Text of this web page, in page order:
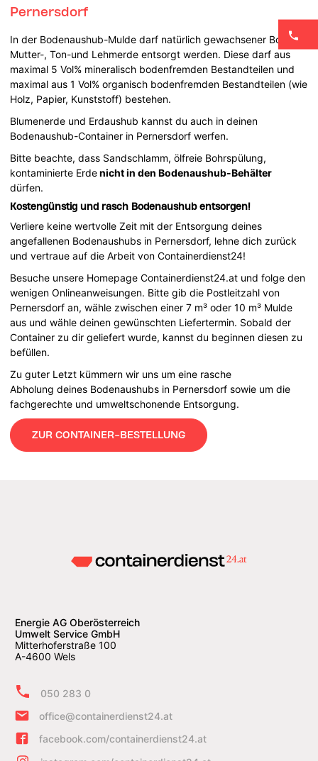
Pernersdorf
In der Bodenaushub-Mulde darf natürlich gewachsener Boden-
Mutter-, Ton-und Lehmerde entsorgt werden. Diese darf aus
maximal 5 Vol% mineralisch bodenfremden Bestandteilen und
maximal aus 1 Vol% organisch bodenfremden Bestandteilen (wie
Holz, Papier, Kunststoff) bestehen.
Blumenerde und Erdaushub kannst du auch in deinen
Bodenaushub-Container in Pernersdorf werfen.
Bitte beachte, dass Sandschlamm, ölfreie Bohrspülung,
kontaminierte Erdenicht in den Bodenaushub-Behälter
dürfen.
Kostengünstig und rasch Bodenaushub entsorgen!
Verliere keine wertvolle Zeit mit der Entsorgung deines
angefallenen Bodenaushubs in Pernersdorf, lehne dich zurück
und vertraue auf die Arbeit von Containerdienst24!
Besuche unsere Homepage Containerdienst24.at und folge den
wenigen Onlineanweisungen. Bitte gib die Postleitzahl von
Pernersdorf an, wähle zwischen einer 7 m³ oder 10 m³ Mulde
aus und wähle deinen gewünschten Liefertermin. Sobald der
Container zu dir geliefert wurde, kannst du beginnen diesen zu
befüllen.
Zu guter Letzt kümmern wir uns um eine rasche
Abholung deines Bodenaushubs in Pernersdorf sowie um die
fachgerechte und umweltschonende Entsorgung.
ZUR CONTAINER-BESTELLUNG
Energie AG Oberösterreich
Umwelt Service GmbH
Mitterhoferstraße 100
A-4600 Wels
050 283 0
office@containerdienst24.at
facebook.com/containerdienst24.at